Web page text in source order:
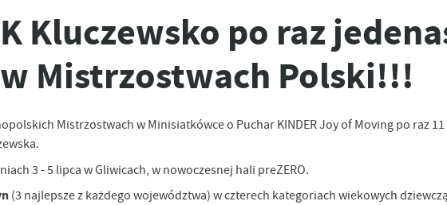
Kluczewsko po raz
w Mistrzostwach Polski!!!
Mistrzostwach w Minisiatkówce o Puchar KINDER Joy of Moving po raz 11
3 - 5 lipca w Gliwicach, w nowoczesnej hali preZERO.
(3 najlepsze z każdego województwa) w czterech kategoriach wiekowych